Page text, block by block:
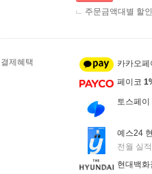
주문금액대별 할
결제혜택 카카오페
페이코
토스페이
예스24
전월 실
현대백화